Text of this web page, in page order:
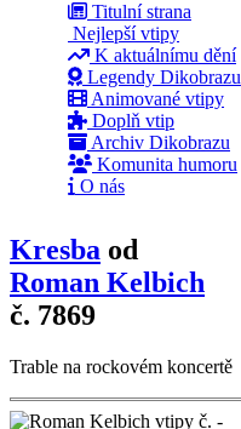
Titulní strana
Nejlepší vtipy
K aktuálnímu dění
Legendy Dikobrazu
Animované vtipy
Doplň vtip
Archiv Dikobrazu
Komunita humoru
O nás
Kresba od
Roman Kelbich
č. 7869
Trable na rockovém koncertě